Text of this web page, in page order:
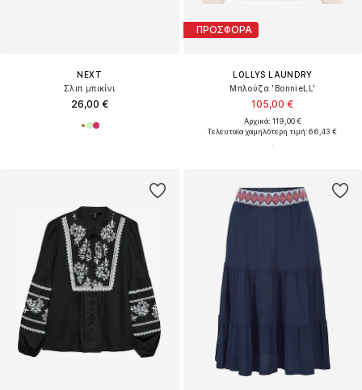
NEXT
Σλιπ μπικίνι
26,00 €
ΠΡΟΣΦΟΡΑ
LOLLYS LAUNDRY
Μπλούζα 'BonnieLL'
105,00 €
Αρχικά: 119,00 €
Τελευταία χαμηλότερη τιμή:66,43 €